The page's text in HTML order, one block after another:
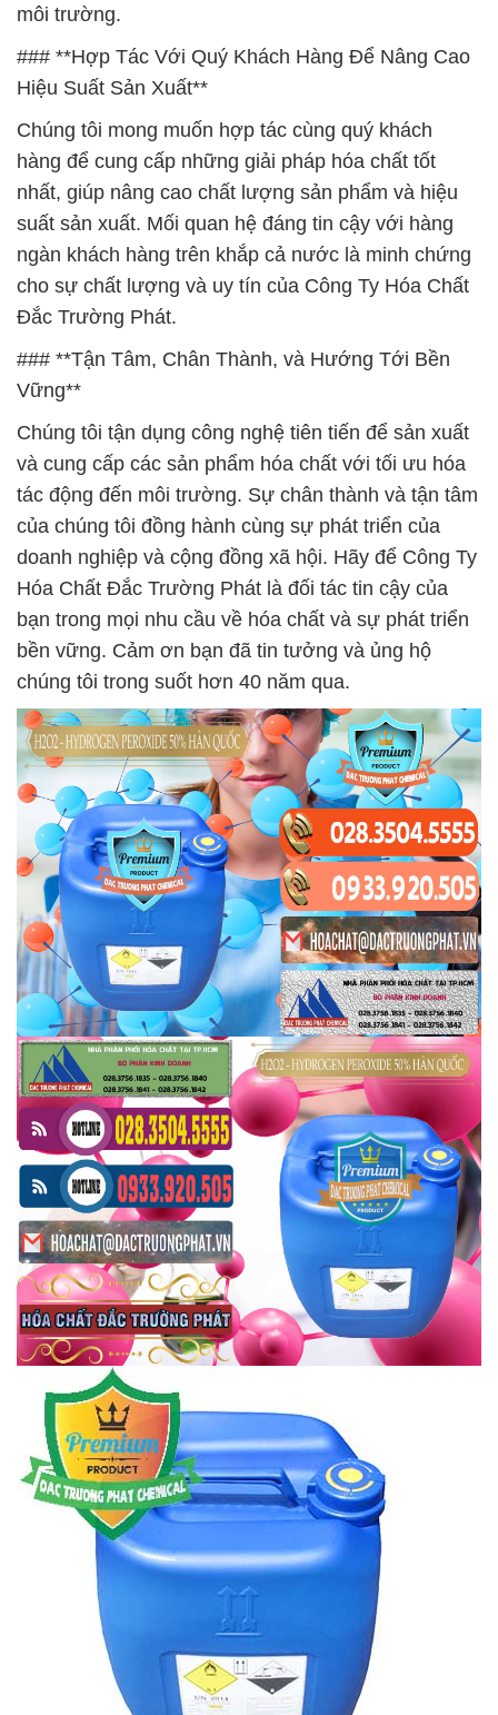
môi trường.
### **Hợp Tác Với Quý Khách Hàng Để Nâng Cao
Hiệu Suất Sản Xuất**
Chúng tôi mong muốn hợp tác cùng quý khách
hàng để cung cấp những giải pháp hóa chất tốt
nhất, giúp nâng cao chất lượng sản phẩm và hiệu
suất sản xuất. Mối quan hệ đáng tin cậy với hàng
ngàn khách hàng trên khắp cả nước là minh chứng
cho sự chất lượng và uy tín của Công Ty Hóa Chất
Đắc Trường Phát.
### **Tận Tâm, Chân Thành, và Hướng Tới Bền
Vững**
Chúng tôi tận dụng công nghệ tiên tiến để sản xuất
và cung cấp các sản phẩm hóa chất với tối ưu hóa
tác động đến môi trường. Sự chân thành và tận tâm
của chúng tôi đồng hành cùng sự phát triển của
doanh nghiệp và cộng đồng xã hội. Hãy để Công Ty
Hóa Chất Đắc Trường Phát là đối tác tin cậy của
bạn trong mọi nhu cầu về hóa chất và sự phát triển
bền vững. Cảm ơn bạn đã tin tưởng và ủng hộ
chúng tôi trong suốt hơn 40 năm qua.